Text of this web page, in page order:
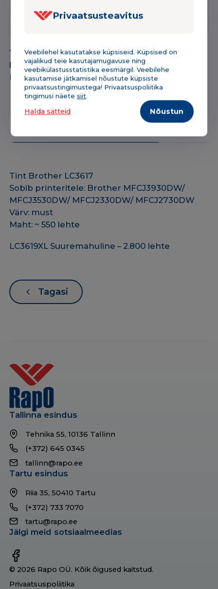
Privaatsusteavitus
Veebilehel kasutatakse küpsiseid. Küpsised on
vajalikud teie kasutajamugavuse ning
veebikülastusstatistika eesmärgil. Veebilehe
kasutamise jätkamisel nõustute küpsiste
privaatsustingimustega! Privaatsuspoliitika
tingimusi näetesiit.
Halda sätteid Nõustun
BK
must
550lk
OEM
kogus
+ 54,76€
Tootekood: 162BRLC3617B
Kategooria: Tindikassetid
Bränd:Brother
Kirjeldus & tehniline infoLisainfo
Tint Brother LC3617
Sobib printeritele: Brother MFCJ3930DW/
MFCJ3530DW/ MFCJ2330DW/ MFCJ2730DW
Värv: must
Maht: ~ 550 lehte
LC3619XL Suuremahuline – 2.800 lehte
Tagasi
Tallinna esindus
Tehnika 55, 10136 Tallinn
(+372) 645 0345
tallinn@rapo.ee
Tartu esindus
Riia 35, 50410 Tartu
(+372) 733 7070
tartu@rapo.ee
Jälgi meid sotsiaalmeedias
© 2026 Rapo OÜ. Kõik õigused kaitstud.
Privaatsuspoliitika